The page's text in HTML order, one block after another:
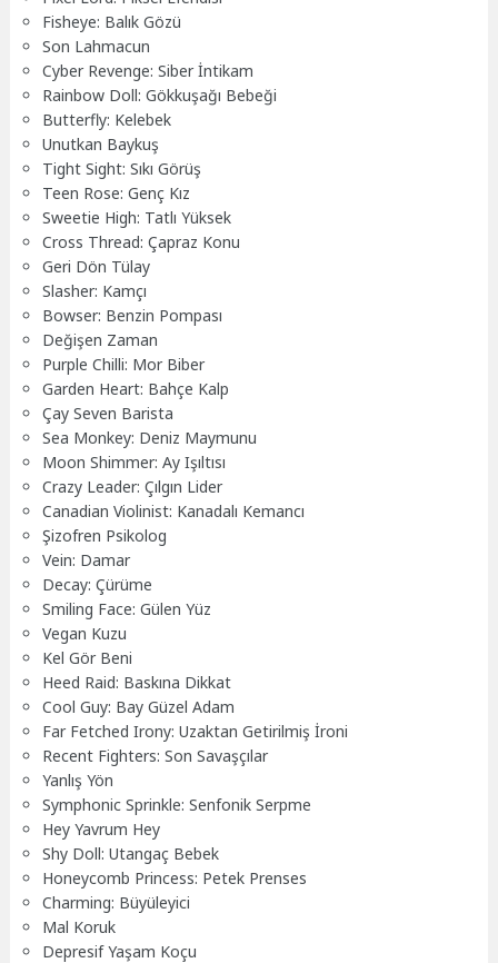
Fisheye: Balık Gözü
Son Lahmacun
Cyber Revenge: Siber İntikam
Rainbow Doll: Gökkuşağı Bebeği
Butterfly: Kelebek
Unutkan Baykuş
Tight Sight: Sıkı Görüş
Teen Rose: Genç Kız
Sweetie High: Tatlı Yüksek
Cross Thread: Çapraz Konu
Geri Dön Tülay
Slasher: Kamçı
Bowser: Benzin Pompası
Değişen Zaman
Purple Chilli: Mor Biber
Garden Heart: Bahçe Kalp
Çay Seven Barista
Sea Monkey: Deniz Maymunu
Moon Shimmer: Ay Işıltısı
Crazy Leader: Çılgın Lider
Canadian Violinist: Kanadalı Kemancı
Şizofren Psikolog
Vein: Damar
Decay: Çürüme
Smiling Face: Gülen Yüz
Vegan Kuzu
Kel Gör Beni
Heed Raid: Baskına Dikkat
Cool Guy: Bay Güzel Adam
Far Fetched Irony: Uzaktan Getirilmiş İroni
Recent Fighters: Son Savaşçılar
Yanlış Yön
Symphonic Sprinkle: Senfonik Serpme
Hey Yavrum Hey
Shy Doll: Utangaç Bebek
Honeycomb Princess: Petek Prenses
Charming: Büyüleyici
Mal Koruk
Depresif Yaşam Koçu